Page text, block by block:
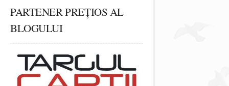
PARTENER PREȚIOS AL
BLOGULUI